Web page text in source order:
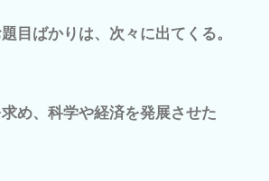
目ばかりは、次々に出てくる。
め、科学や経済を発展させた